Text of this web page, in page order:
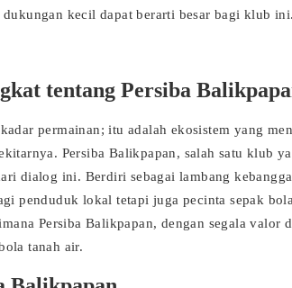
dukungan kecil dapat berarti besar bagi klub ini.
tentang Persiba
permainan; itu adalah ekosistem yang
Persiba Balikpapan, salah satu klub
dialog ini. Berdiri sebagai lambang
penduduk lokal tetapi juga pecinta sepak
Persiba Balikpapan, dengan segala valor
tanah air.